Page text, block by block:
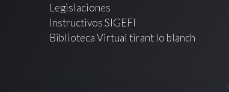
Legislaciones
Instructivos SIGEFI
Biblioteca Virtual tirant lo blanch